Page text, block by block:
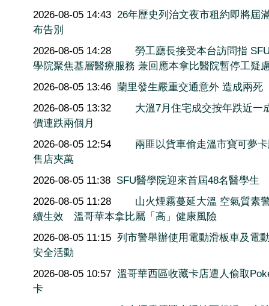
2026-08-05 14:43 26年歷史列治文夜市租約即將屆
布告別
2026-08-05 14:28
勞工廳長接受本台訪問指
學院聚焦基層醫療服務 兼回應本拿比醫院暫停工疑
2026-08-05 13:46 蘭里發生嚴重交通意外 造成兩死
2026-08-05 13:32
大溫7月住宅成交按年跌近
價連跌兩個月
2026-08-05 12:54
兩匪以貨車偷走溫市寶可夢
售店夾萬
2026-08-05 11:38 SFU醫學院迎來首屆48名醫學生
2026-08-05 11:28
山火煙霧蔓延大溫 空氣質素
續生效 溫哥華本拿比屬「高」健康風險
2026-08-05 11:15 列市警舉辦使用電動滑板車及電
安全活動
2026-08-05 10:57 溫哥華西區收藏卡店遭人偷取
卡